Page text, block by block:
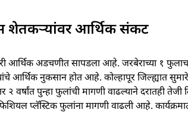
शेतकऱ्यांवर आर्थिक संकट
आर्थिक अडचणीत सापडला आहे. जरबेराच्या १
आर्थिक नुकसान होत आहे. कोल्हापूर जिल्ह्यात
पुन्हा फुलांची मागणी वाढल्याने दरातही तेजी
प्लॅस्टिक फुलांना मागणी वाढली आहे.